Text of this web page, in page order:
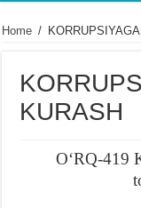
Home /
KURASH
OʻRQ-419